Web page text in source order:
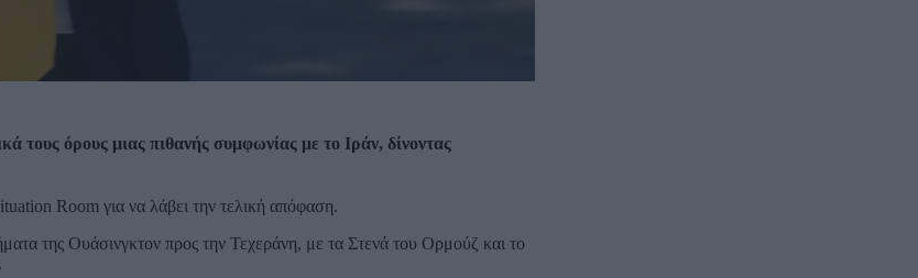
όρους μιας πιθανής συμφωνίας με το Ιράν, δίνοντας
Room για να λάβει την τελική απόφαση.
της Ουάσινγκτον προς την Τεχεράνη, με τα Στενά του Ορμούζ και το